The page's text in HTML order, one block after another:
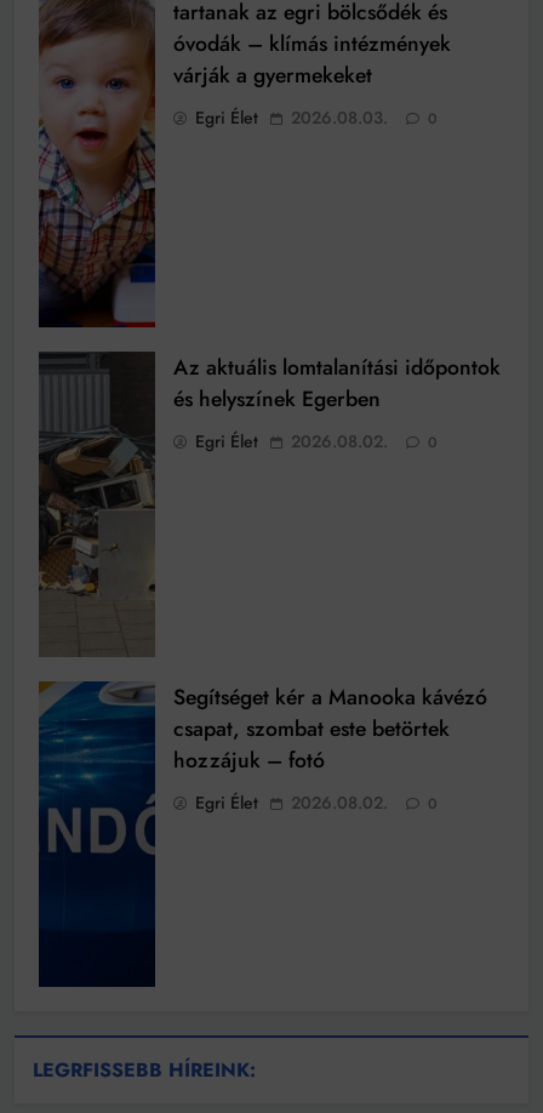
tartanak az egri bölcsődék és
óvodák – klímás intézmények
várják a gyermekeket
Egri Élet 2026.08.03. 0
Az aktuális lomtalanítási időpontok
és helyszínek Egerben
Egri Élet 2026.08.02. 0
Segítséget kér a Manooka kávézó
csapat, szombat este betörtek
hozzájuk – fotó
Egri Élet 2026.08.02. 0
LEGRFISSEBB HÍREINK: